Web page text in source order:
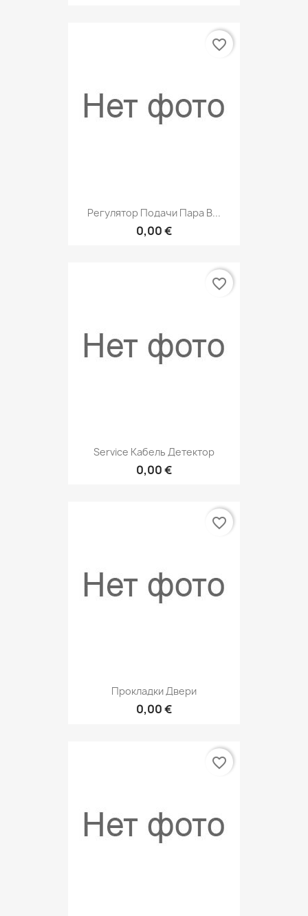
Регулятор Подачи Пара В...
0,00 €
favorite_border
Service Кабель Детектор
0,00 €
favorite_border
Прокладки Двери
0,00 €
favorite_border
favorite_border